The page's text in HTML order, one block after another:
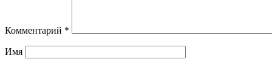
Комментарий *
Имя